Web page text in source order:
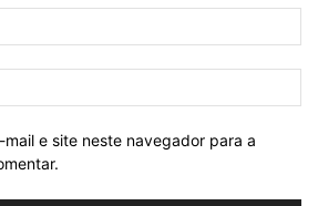
mail e site neste navegador para a